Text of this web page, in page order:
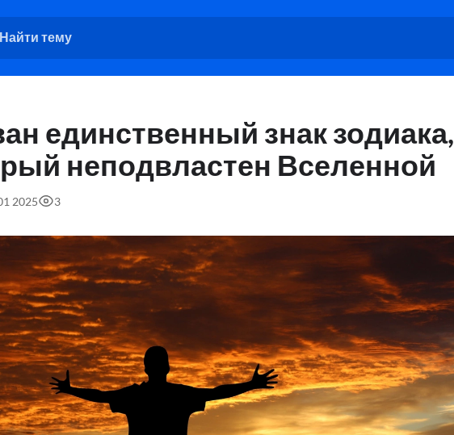
единственный знак зодиака,
неподвластен Вселенной
2025 3